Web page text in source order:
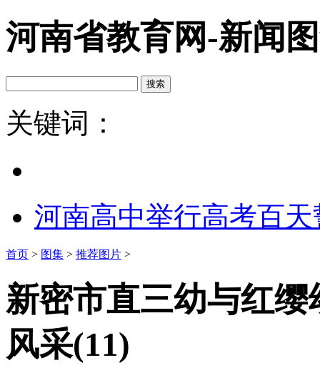
河南省教育网-新闻
关键词：
河南高中举行高考百
首页 > 图集 > 推荐图片 >
新密市直三幼与红
风采(11)